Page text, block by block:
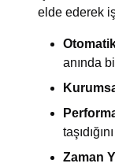
elde ederek
anında
Zaman